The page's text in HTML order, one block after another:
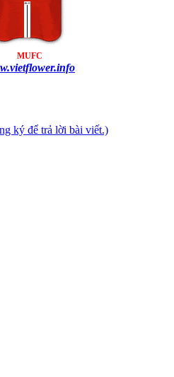
MUFC
ký để trả lời bài viết.)